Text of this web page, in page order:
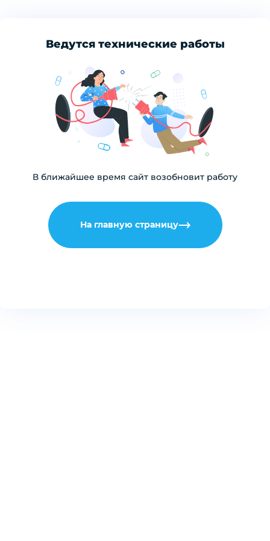
Ведутся технические работы
В ближайшее время сайт возобновит работу
На главную страницу